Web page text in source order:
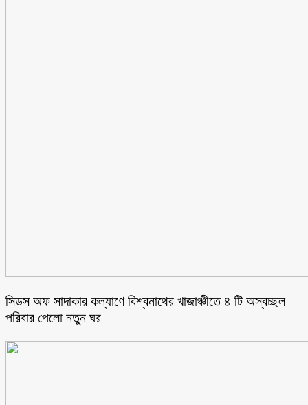
সিডস অফ সাদাকার কল্যাণে বিশ্বনাথের খাজাঞ্চীতে ৪ টি অস্বচ্ছল
পরিবার পেলো নতুন ঘর